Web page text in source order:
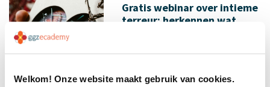
Welkom! Onze website maakt gebruik van cookies.
Gratis webinar over intieme
terreur: herkennen wat